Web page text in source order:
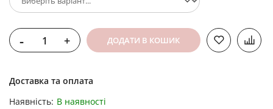
- + ДОДАТИ В КОШИК
Доставка та оплата
Наявність: В наявності